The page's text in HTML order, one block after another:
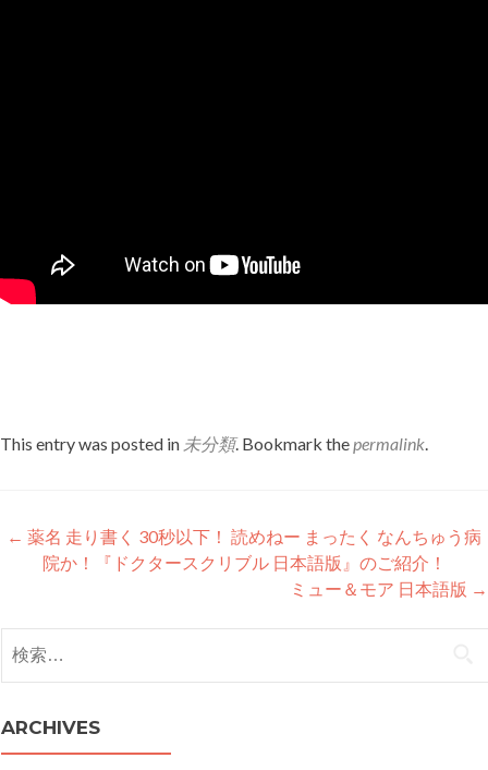
This entry was posted in 未分類. Bookmark thepermalink.
Post
navigation
← 薬名 走り書く 30秒以下！ 読めねー まったく なんちゅう病
院か！『ドクタースクリブル 日本語版』のご紹介！
ミュー＆モア 日本語版 →
索:
ARCHIVES